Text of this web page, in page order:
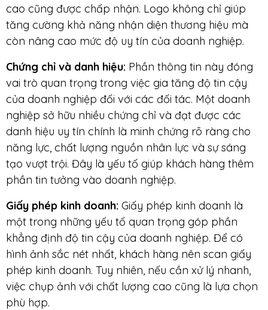
cao cũng được chấp nhận. Logo không chỉ giúp
tăng cường khả năng nhận diện thương hiệu mà
còn nâng cao mức độ uy tín của doanh nghiệp.
Chứng chỉ và danh hiệu: Phần thông tin này đóng
vai trò quan trọng trong việc gia tăng độ tin cậy
của doanh nghiệp đối với các đối tác. Một doanh
nghiệp sở hữu nhiều chứng chỉ và đạt được các
danh hiệu uy tín chính là minh chứng rõ ràng cho
năng lực, chất lượng nguồn nhân lực và sự sáng
tạo vượt trội. Đây là yếu tố giúp khách hàng thêm
phần tin tưởng vào doanh nghiệp.
Giấy phép kinh doanh: Giấy phép kinh doanh là
một trong những yếu tố quan trọng góp phần
khẳng định độ tin cậy của doanh nghiệp. Để có
hình ảnh sắc nét nhất, khách hàng nên scan giấy
phép kinh doanh. Tuy nhiên, nếu cần xử lý nhanh,
việc chụp ảnh với chất lượng cao cũng là lựa chọn
phù hợp.